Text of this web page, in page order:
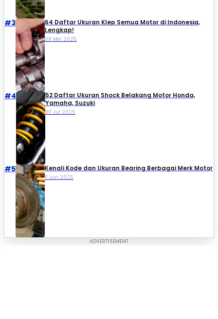
#3
64 Daftar Ukuran Klep Semua Motor di Indonesia,
Lengkap!
08 Mei 2025
#4
52 Daftar Ukuran Shock Belakang Motor Honda,
Yamaha, Suzuki​
30 Jul 2025
#5 Kenali Kode dan Ukuran Bearing Berbagai Merk Motor
11 Jun 2025